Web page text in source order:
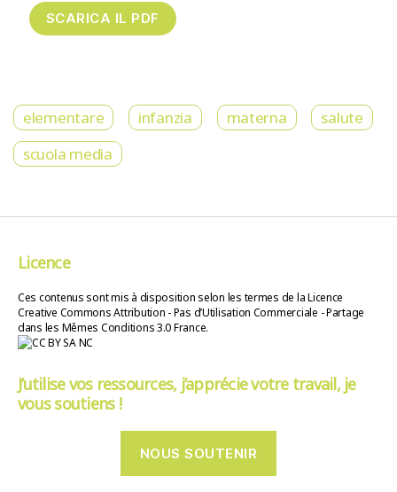
elementare infanzia materna
salute
scuola media
Licence
Ces contenus sont mis à disposition selon les termes de la Licence
Creative Commons Attribution - Pas d’Utilisation Commerciale - Partage
dans les Mêmes Conditions 3.0 France.
J’utilise vos ressources, j’apprécie votre travail, je
vous soutiens !
NOUS SOUTENIR